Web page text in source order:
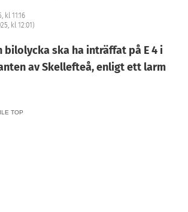
kl 11:16
kl 12:01)
bilolycka ska ha inträffat på E 4 i
av Skellefteå, enligt ett larm
TOP